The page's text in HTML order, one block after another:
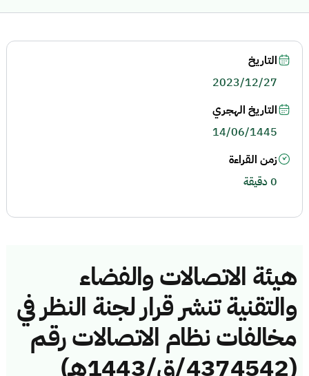
هيئة الاتصالات والفضاء
والتقنية تنشر قرار لجنة النظر في
مخالفات نظام الاتصالات رقم
(4374542/ق/1443هـ)
التاريخ
2023/12/27
التاريخ الهجري
14/06/1445
زمن القراءة
0 دقيقة